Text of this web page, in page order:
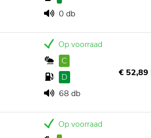
0 db
Op voorraad
C
D
68 db
€ 52,89
Op voorraad